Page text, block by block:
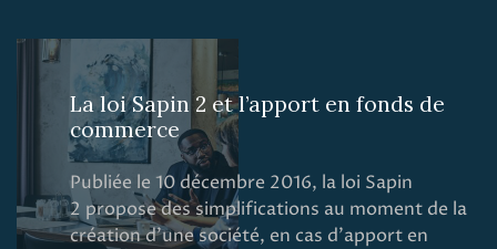
La loi Sapin 2 et l’apport en fonds de
commerce
Publiée le 10 décembre 2016, la loi Sapin
2 propose des simplifications au moment de la
création d’une société, en cas d’apport en